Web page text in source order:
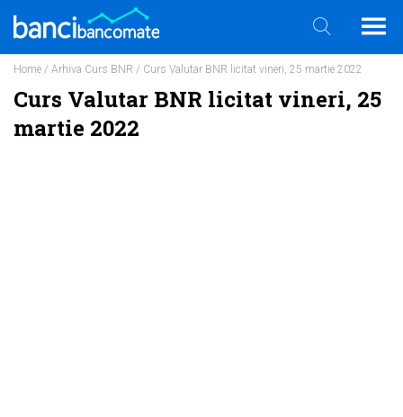
Home / Arhiva Curs BNR / Curs Valutar BNR licitat vineri, 25 martie 2022
Curs Valutar BNR licitat vineri, 25
martie 2022